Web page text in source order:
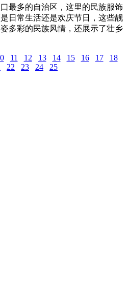
多的自治区，这里的民族服饰
日常生活还是欢庆节日，这些靓
多彩的民族风情，还展示了壮乡
11 12 13 14 15 16 17
18
22 23 24 25